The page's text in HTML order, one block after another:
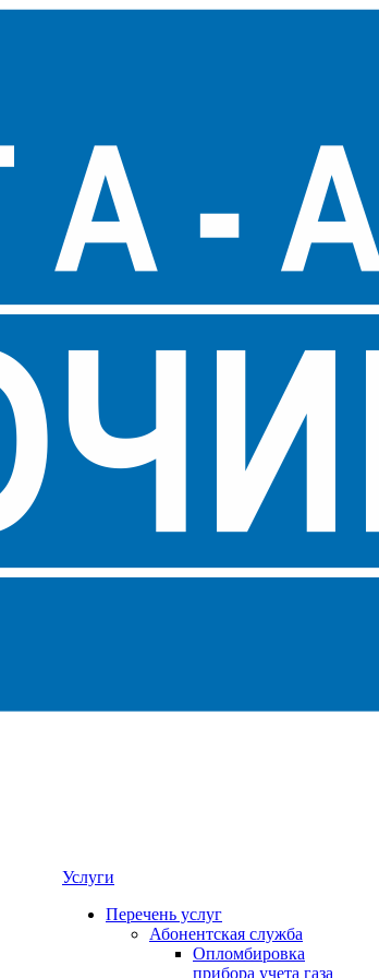
Услуги
Перечень услуг
Абонентская служба
Опломбировка
прибора учета газа